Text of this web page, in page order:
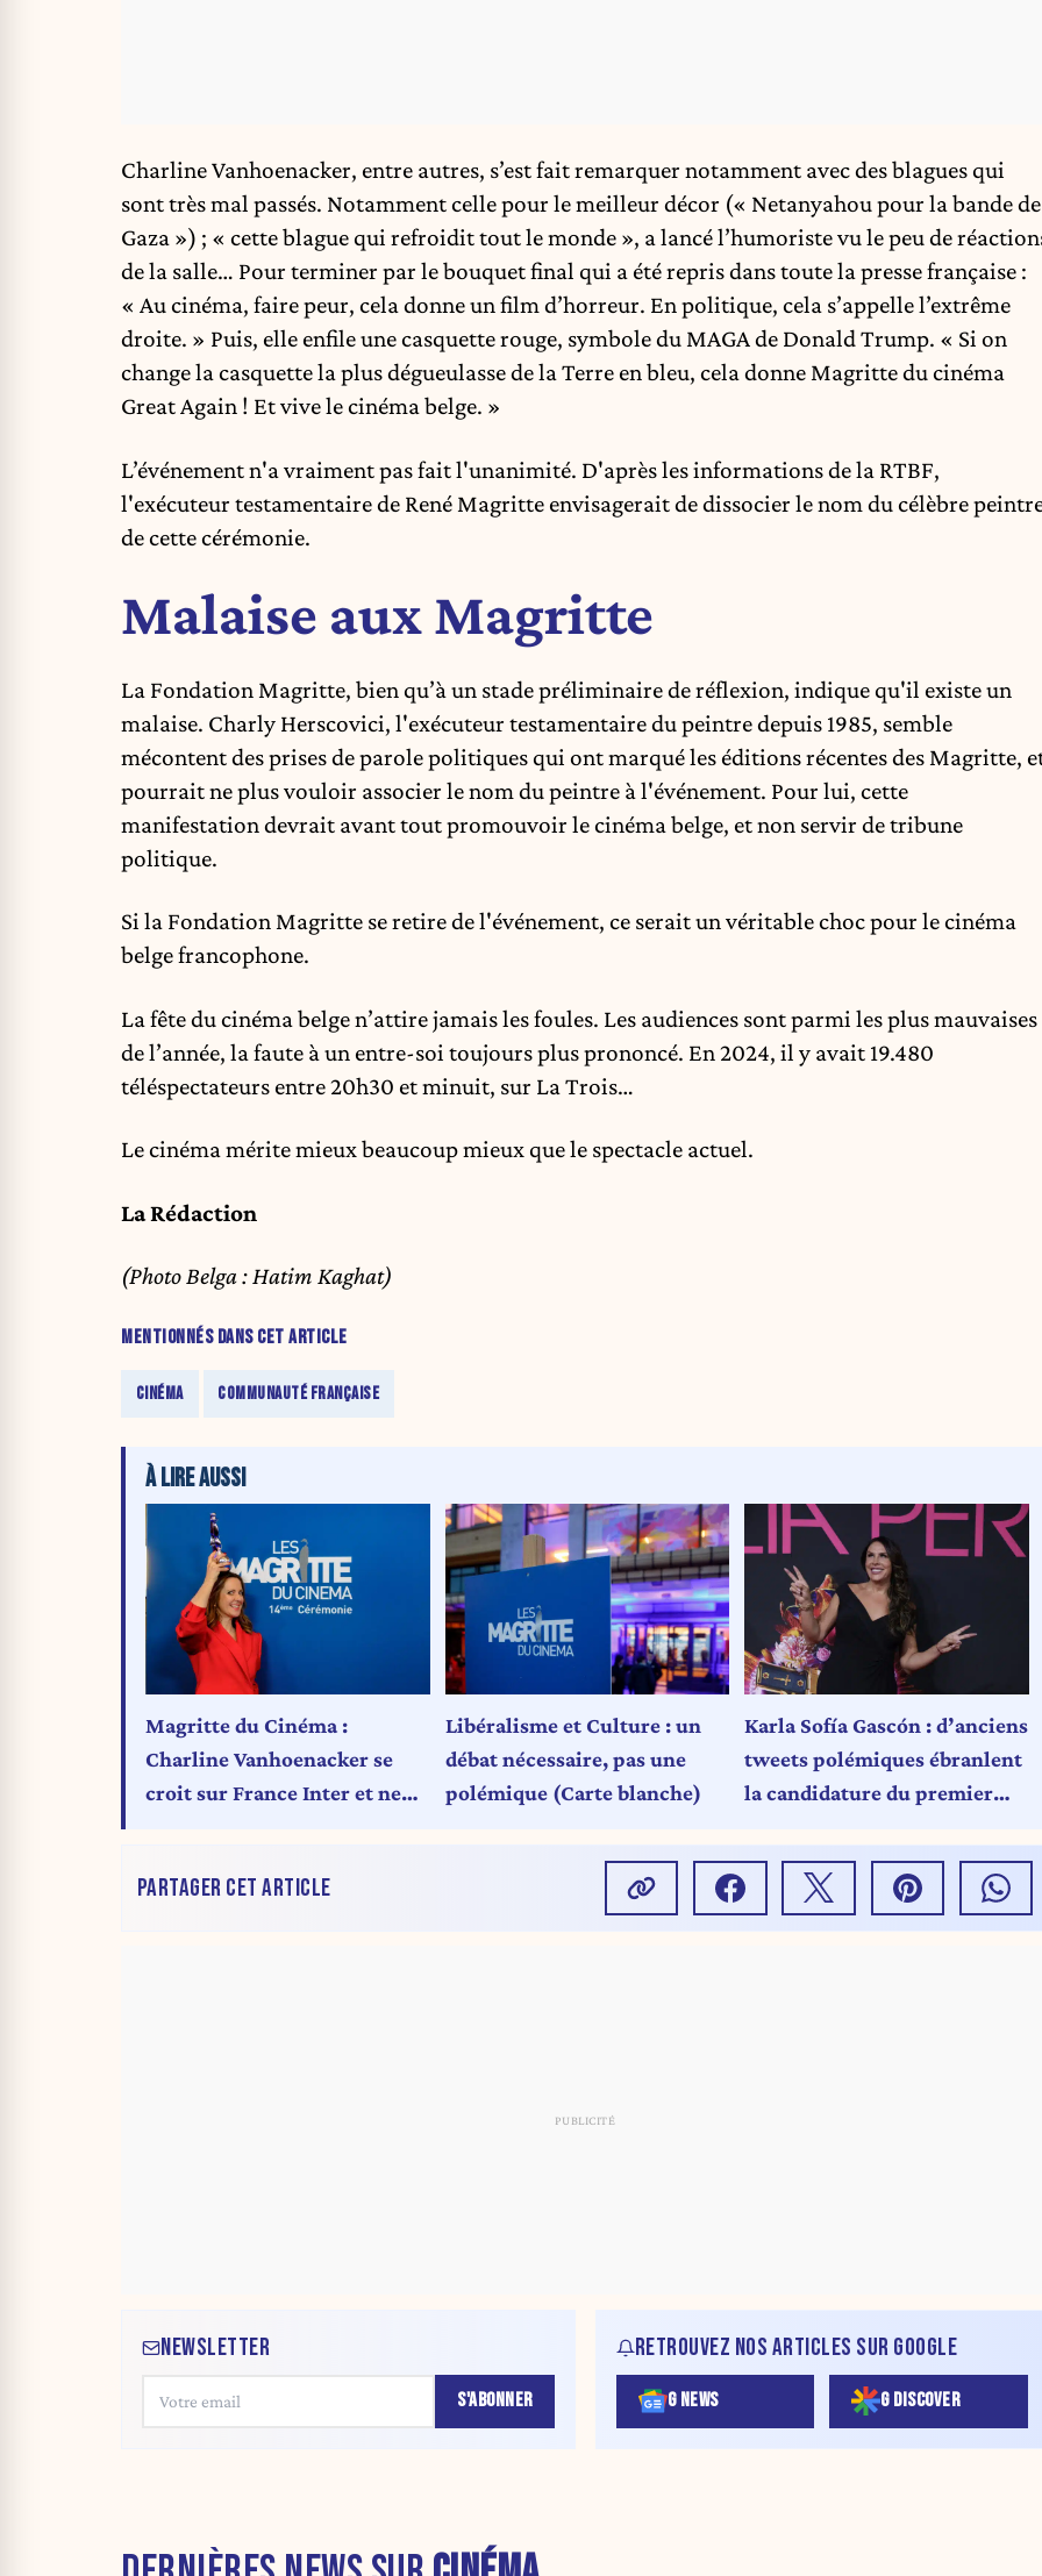
Charline Vanhoenacker, entre autres, s’est fait remarquer notamment avec des blagues qui
sont très mal passés. Notamment celle pour le meilleur décor (« Netanyahou pour la bande de
Gaza ») ; « cette blague qui refroidit tout le monde », a lancé l’humoriste vu le peu de
de la salle… Pour terminer par le bouquet final qui a été repris dans toute la presse française :
« Au cinéma, faire peur, cela donne un film d’horreur. En politique, cela s’appelle l’extrême
droite. » Puis, elle enfile une casquette rouge, symbole du MAGA de Donald Trump. « Si on
change la casquette la plus dégueulasse de la Terre en bleu, cela donne Magritte du cinéma
Great Again ! Et vive le cinéma belge. »
L’événement n'a vraiment pas fait l'unanimité. D'après les informations de la RTBF,
l'exécuteur testamentaire de René Magritte envisagerait de dissocier le nom du célèbre
de cette cérémonie.
Malaise aux Magritte
La Fondation Magritte, bien qu’à un stade préliminaire de réflexion, indique qu'il existe un
malaise. Charly Herscovici, l'exécuteur testamentaire du peintre depuis 1985, semble
mécontent des prises de parole politiques qui ont marqué les éditions récentes des Magritte,
pourrait ne plus vouloir associer le nom du peintre à l'événement. Pour lui, cette
manifestation devrait avant tout promouvoir le cinéma belge, et non servir de tribune
politique.
Si la Fondation Magritte se retire de l'événement, ce serait un véritable choc pour le cinéma
belge francophone.
La fête du cinéma belge n’attire jamais les foules. Les audiences sont parmi les plus mauvaises
de l’année, la faute à un entre-soi toujours plus prononcé. En 2024, il y avait 19.480
téléspectateurs entre 20h30 et minuit, sur La Trois…
Le cinéma mérite mieux beaucoup mieux que le spectacle actuel.
La Rédaction
(Photo Belga : Hatim Kaghat)
MENTIONNÉS DANS CET ARTICLE
CINÉMA COMMUNAUTÉ FRANÇAISE
À LIRE AUSSI
Magritte du Cinéma :
Charline Vanhoenacker se
croit sur France Inter et ne
Libéralisme et Culture : un
débat nécessaire, pas une
polémique (Carte blanche)
Karla Sofía Gascón : d’anciens
tweets polémiques ébranlent
la candidature du premier
PARTAGER CET ARTICLE
NEWSLETTER
S'ABONNER
RETROUVEZ NOS ARTICLES SUR GOOGLE
G NEWS G DISCOVER